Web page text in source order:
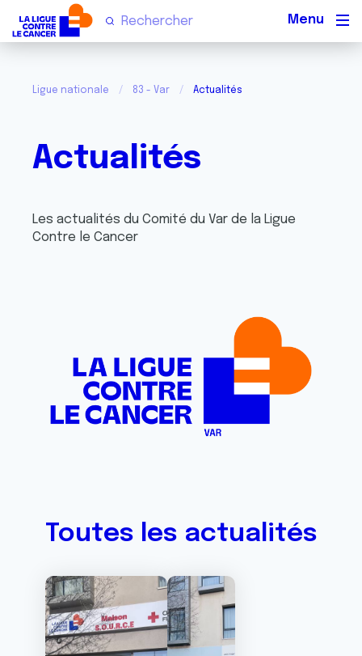
Ligue nationale 83 - Var Actualités
Actualités
Les actualités du Comité du Var de la Ligue
Contre le Cancer
Toutes les actualités
Image Image